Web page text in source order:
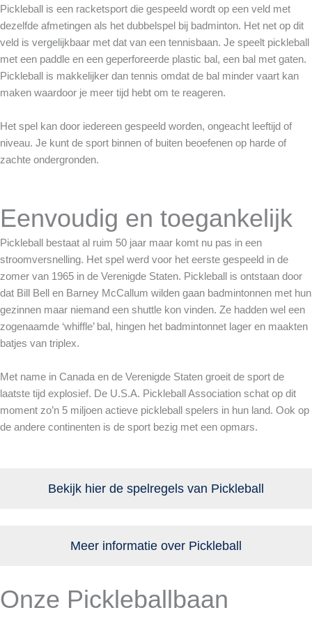
Pickleball is een racketsport die gespeeld wordt op een veld met
dezelfde afmetingen als het dubbelspel bij badminton. Het net op dit
veld is vergelijkbaar met dat van een tennisbaan. Je speelt pickleball
met een paddle en een geperforeerde plastic bal, een bal met gaten.
Pickleball is makkelijker dan tennis omdat de bal minder vaart kan
maken waardoor je meer tijd hebt om te reageren.
Het spel kan door iedereen gespeeld worden, ongeacht leeftijd of
niveau. Je kunt de sport binnen of buiten beoefenen op harde of
zachte ondergronden.
Eenvoudig en toegankelijk
Pickleball bestaat al ruim 50 jaar maar komt nu pas in een
stroomversnelling. Het spel werd voor het eerste gespeeld in de
zomer van 1965 in de Verenigde Staten. Pickleball is ontstaan door
dat Bill Bell en Barney McCallum wilden gaan badmintonnen met hun
gezinnen maar niemand een shuttle kon vinden. Ze hadden wel een
zogenaamde ‘whiffle’ bal, hingen het badmintonnet lager en maakten
batjes van triplex.
Met name in Canada en de Verenigde Staten groeit de sport de
laatste tijd explosief. De U.S.A. Pickleball Association schat op dit
moment zo’n 5 miljoen actieve pickleball spelers in hun land. Ook op
de andere continenten is de sport bezig met een opmars.
Bekijk hier de spelregels van Pickleball
Meer informatie over Pickleball
Onze Pickleballbaan